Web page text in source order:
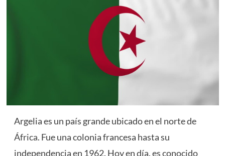
Argelia es un país grande ubicado en el norte de
África. Fue una colonia francesa hasta su
independencia en 1962. Hoy en día, es conocido